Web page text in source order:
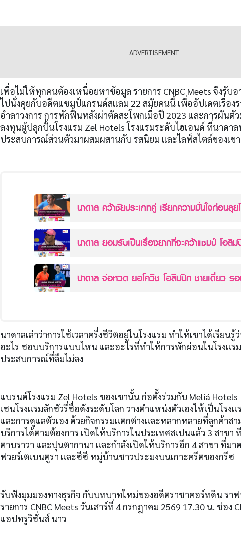
เพื่อไม่ให้ทุกคนต้องเหนื่อยหาข้อมูล รายการ CNBC Meets จึงรับ
ไปนั่งคุยกับอดีตแชมป์แกรนด์สแลม 22 สมัยคนนี้ เพื่ออัปเดตเรื่อง
อำลาวงการ การพักฟื้นหลังผ่าตัดสะโพกเมื่อปี 2023 และการผันตั
ลงทุนผู้ปลุกปั้นโรงแรม Zel Hotels โรงแรมระดับไฮเอนด์ ที่นาดา
ประสบการณ์ส่วนตัวมาผสมผสานกับ รสนิยม และไลฟ์สไตล์ของเขา
นาดาล คว้าชัยประเภทคู่ เรียกความมั่นใจก่อนลุ
นาดาล ยอมรับเป็นเรื่องยาก
นาดาล จ่อหวด ยอโควิช โอลิมปิก ชายเดี่ยว ร
นาดาลเล่าว่าการใช้เวลาครึ่งชีวิตอยู่ในโรงแรม ทำให้เขาได้เรียนรู้
อะไร ชอบบริการแบบไหน และอะไรที่ทำให้การพักผ่อนในโรงแร
ประสบการณ์ที่ลืมไม่ลง
แบรนด์โรงแรม Zel Hotels ของเขานั้น ก่อตั้งร่วมกับ Meliá
เชนโรงแรมลักชัวรี่ชื่อดังระดับโลก วางตำแหน่งตัวเองให้เป็นโรง
และการดูแลตัวเอง ด้วยกิจกรรมแตกต่างและหลากหลายที่ลูกค้าสา
บริการได้ตามต้องการ เปิดให้บริการในประเทศสเปนแล้ว 3 สาขา
ตาบราวา และปุนตากานา และกำลังเปิดให้บริการอีก 4 สาขา ที่มา
ฟวยร์เตเบนตูรา และซีซี หมู่บ้านชาวประมงบนเกาะครีตของกรีซ
รับฟังมุมมองทางธุรกิจ กับบทบาทใหม่ของอดีตราชาคอร์ทดิน ราฟ
รายการ CNBC Meets วันเสาร์ที่ 4 กรกฎาคม 2569 17.30 น. ช่อง
แอปทรูวิชั่นส์ นาว